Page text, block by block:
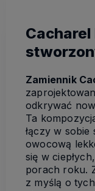
Cacharel
Zamiennik
odkrywać
Ta
łączy w
owocową
się w
porach roku.
z myślą o